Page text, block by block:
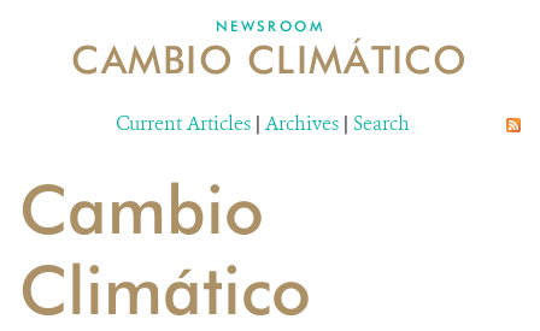
MECANISMO DE ATENCIÓN DE QUEJAS Y RECLAMOS
DONA
NEWSROOM
CAMBIO CLIMÁTICO
Current Articles | Archives | Search
Cambio
Climático